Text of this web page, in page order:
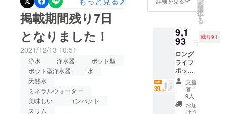
で2Lペットボトル約800本
分！長寿命なポット型浄水
器でおいしい水をいつでも
『ロングライフポット』の
掲載期間も残り３日間と
なってしまいました。ロン
グライフポットのポイント
がページに記載されており
掲載期間残り7日
となりました！
2021/12/13 10:51
浄水 浄水器
ポット型
ポット型浄水器
水
天然水
ミネラルウォーター
美味しい
コンパクト
スリム
始まりまし
うにしたら
お客様に喜
んでいただ
けるのだろ
うか、どの
ようにした
らお客様の
使い心地が
ら、各
ECサイ
HP等で
一般販
売を予
定。 ※
税込
み、送
料込の
価格と
なりま
す。
を
選
択
す
る
9,1
93 円
残り91
ロング
ライフ
ポット
×1 交換
カート
リッジ
×1 一般
販売予
支援
者：
9人
お届
け予